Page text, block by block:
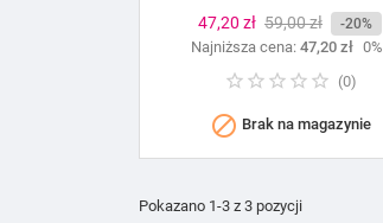
Cena
47,20 zł Cena
podstawowa
59,00 zł -20%
Najniższa cena: 47,20 zł 0%
(0)
 Brak na magazynie
Pokazano 1-3 z 3 pozycji